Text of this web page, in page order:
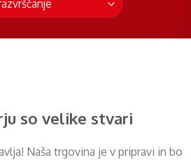
so velike stvari
Naša trgovina je v pripravi in ​​bo